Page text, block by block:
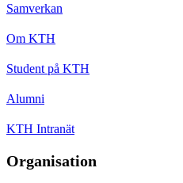
Samverkan
Om KTH
Student på KTH
Alumni
KTH Intranät
Organisation